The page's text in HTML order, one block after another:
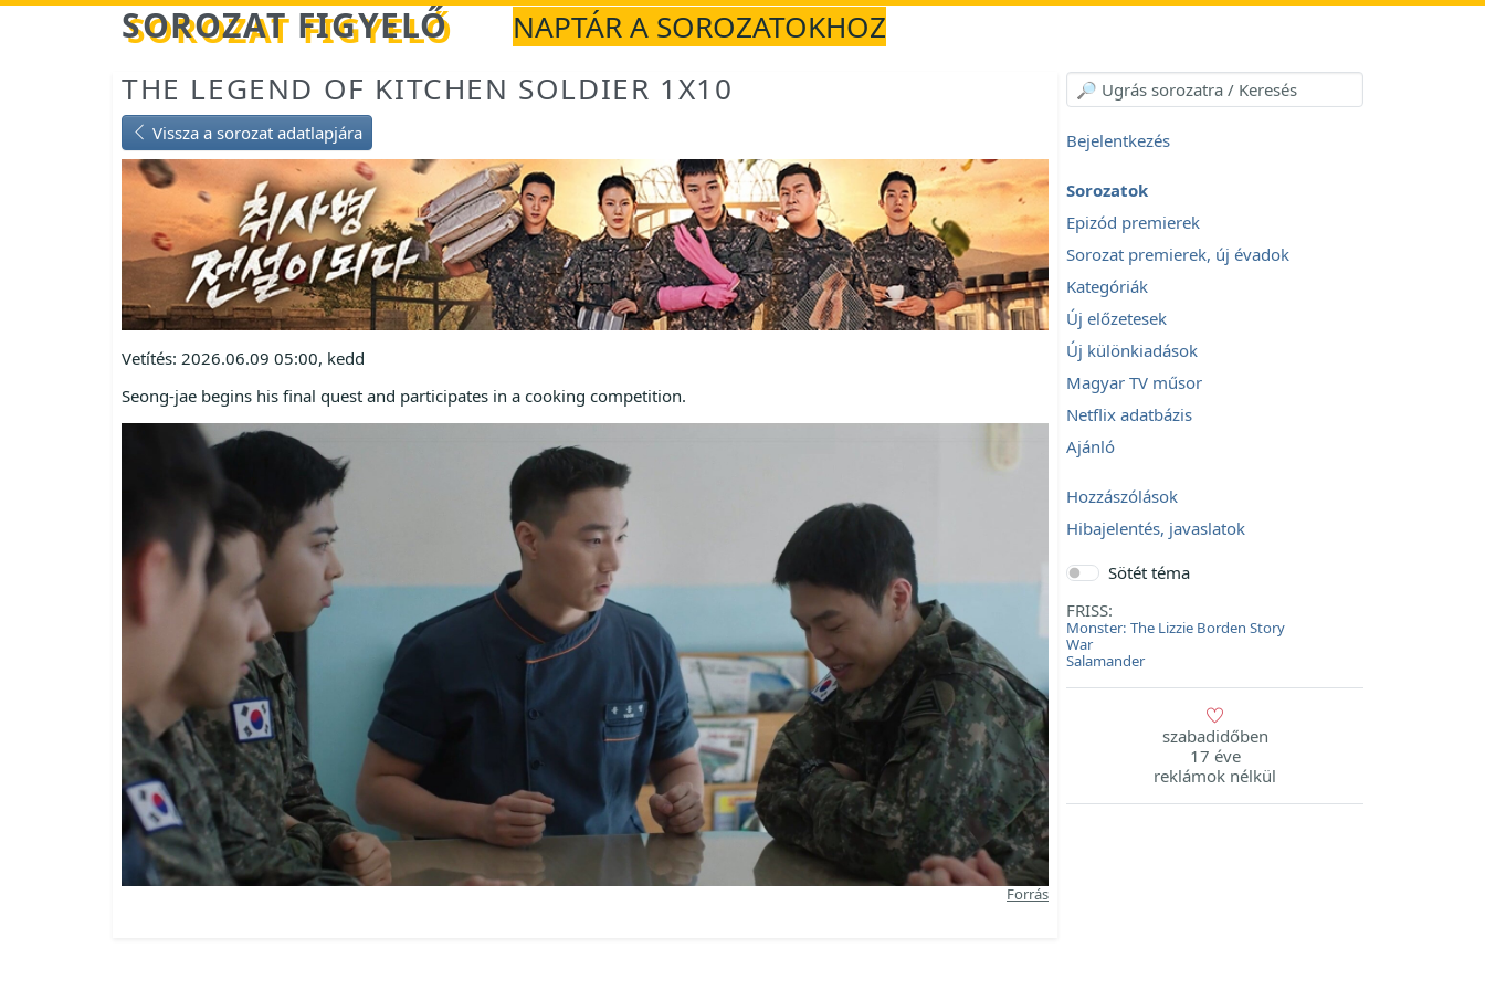
Betöltés... SOROZAT FIGYELŐ
NAPTÁR A SOROZATOKHOZ
THE LEGEND OF KITCHEN SOLDIER 1X10
Vissza a sorozat adatlapjára
Vetítés: 2026.06.09 05:00, kedd
Seong-jae begins his final quest and participates in a cooking competition.
Forrás
Bejelentkezés
Sorozatok
Epizód premierek
Sorozat premierek, új évadok
Kategóriák
Új előzetesek
Új különkiadások
Magyar TV műsor
Netflix adatbázis
Ajánló
Hozzászólások
Hibajelentés, javaslatok
Sötét téma
FRISS:
Monster: The Lizzie Borden Story
War
Salamander
szabadidőben
17 éve
reklámok nélkül